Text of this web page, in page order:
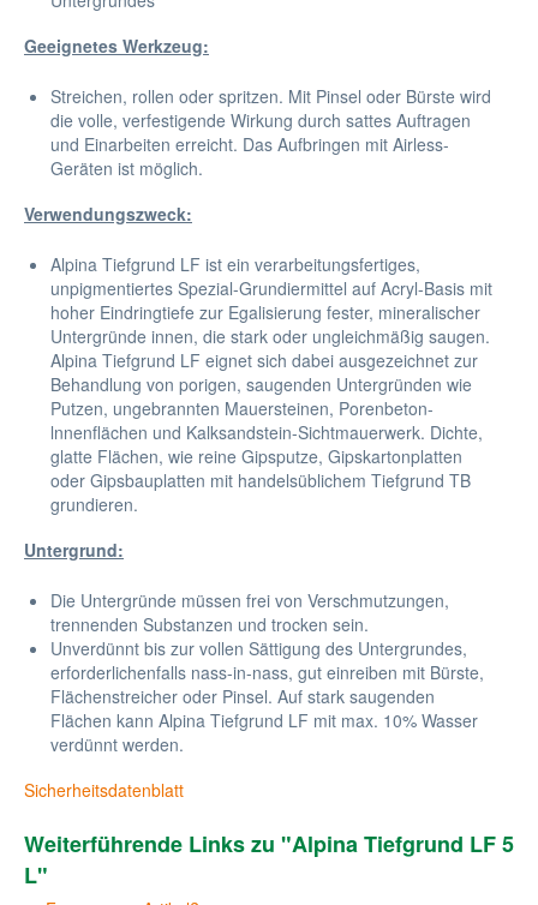
Geeignetes Werkzeug:
Streichen, rollen oder spritzen. Mit Pinsel oder Bürste wird
die volle, verfestigende Wirkung durch sattes Auftragen
und Einarbeiten erreicht. Das Aufbringen mit Airless-
Geräten ist möglich.
Verwendungszweck:
Alpina Tiefgrund LF ist ein verarbeitungsfertiges,
unpigmentiertes Spezial-Grundiermittel auf Acryl-Basis mit
hoher Eindringtiefe zur Egalisierung fester, mineralischer
Untergründe innen, die stark oder ungleichmäßig saugen.
Alpina Tiefgrund LF eignet sich dabei ausgezeichnet zur
Behandlung von porigen, saugenden Untergründen wie
Putzen, ungebrannten Mauersteinen, Porenbeton-
lnnenflächen und Kalksandstein-Sichtmauerwerk. Dichte,
glatte Flächen, wie reine Gipsputze, Gipskartonplatten
oder Gipsbauplatten mit handelsüblichem Tiefgrund TB
grundieren.
Untergrund:
Die Untergründe müssen frei von Verschmutzungen,
trennenden Substanzen und trocken sein.
Unverdünnt bis zur vollen Sättigung des Untergrundes,
erforderlichenfalls nass-in-nass, gut einreiben mit Bürste,
Flächenstreicher oder Pinsel. Auf stark saugenden
Flächen kann Alpina Tiefgrund LF mit max. 10% Wasser
verdünnt werden.
Sicherheitsdatenblatt
Weiterführende Links zu "Alpina Tiefgrund LF 5
L"